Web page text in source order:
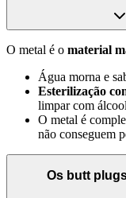
O metal é o material
Água morna e
Esterilização
limpar com
O metal é
não conseguem
Os butt